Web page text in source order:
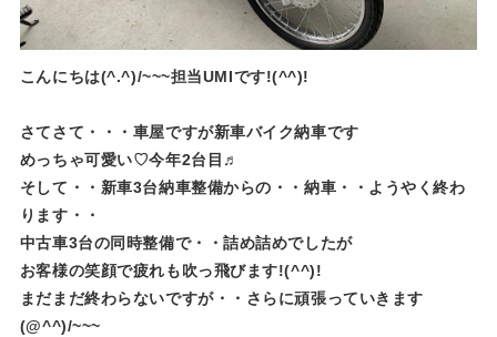
こんにちは(^.^)/~~~担当UMIです!(^^)!
さてさて・・・車屋ですが新車バイク納車です
めっちゃ可愛い♡今年2台目♬
そして・・新車3台納車整備からの・・納車・・ようやく終わ
ります・・
中古車3台の同時整備で・・詰め詰めでしたが
お客様の笑顔で疲れも吹っ飛びます!(^^)!
まだまだ終わらないですが・・さらに頑張っていきます
(@^^)/~~~